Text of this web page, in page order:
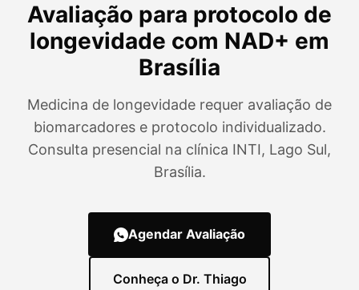
Avaliação para protocolo de
longevidade com NAD+ em
Brasília
Medicina de longevidade requer avaliação de
biomarcadores e protocolo individualizado.
Consulta presencial na clínica INTI, Lago Sul,
Brasília.
Agendar Avaliação
Conheça o Dr. Thiago